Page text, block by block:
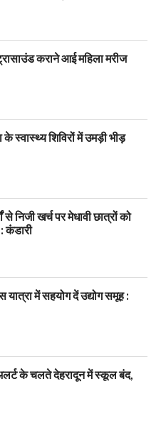
कराने आई महिला मरीज
स्वास्थ्य शिविरों में उमड़ी भीड़
से निजी खर्च पर मेधावी छात्रों को
कंडारी
यात्रा में सहयोग दें उद्योग समूह :
के चलते देहरादून में स्कूल बंद,